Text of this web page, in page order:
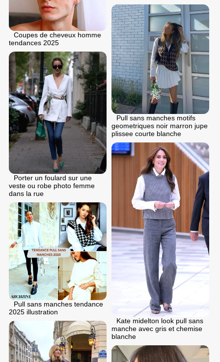
Coupes de cheveux homme
tendances 2025
Pull sans manches motifs
geometriques noir marron jupe
plissee courte blanche
Porter un foulard sur une
veste ou robe photo femme
dans la rue
Kate midelton look pull sans
manche avec gris et chemise
blanche
Pull sans manches tendance
2025 illustration